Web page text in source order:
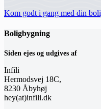
Kom godt i gang med din
Boligbygning
Siden ejes og udgives af
Infili
Hermodsvej 18C,
8230 Åbyhøj
hey(at)infili.dk